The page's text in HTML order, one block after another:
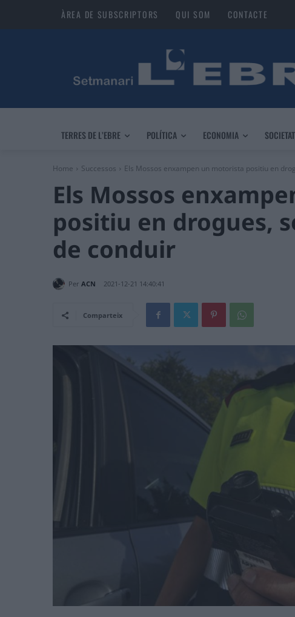
ÀREA DE SUBSCRIPTORS QUI SOM CONTACTE
TERRES DE L’EBRE POLÍTICA ECONOMIA SOCIETAT
Home Successos Els Mossos enxampen un motorista positiu en
Els Mossos
positiu en drogues,
de conduir
Per ACN 2021-12-21 14:40:41
Comparteix